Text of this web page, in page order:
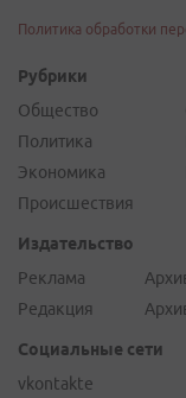
Политика обработки
Рубрики
Общество
Политика
Экономика
Происшествия
Издательство
Реклама
Редакция
Социальные сети
vkontakte